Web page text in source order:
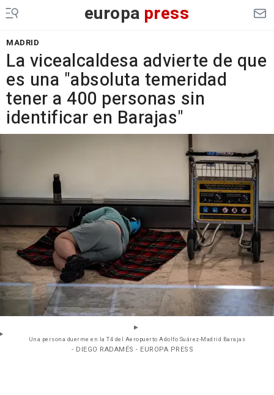
europa press
MADRID
La vicealcaldesa advierte de que
es una "absoluta temeridad
tener a 400 personas sin
identificar en Barajas"
Una persona duerme en la T4 del Aeropuerto Adolfo Suárez-Madrid Barajas
- DIEGO RADAMÉS - EUROPA PRESS